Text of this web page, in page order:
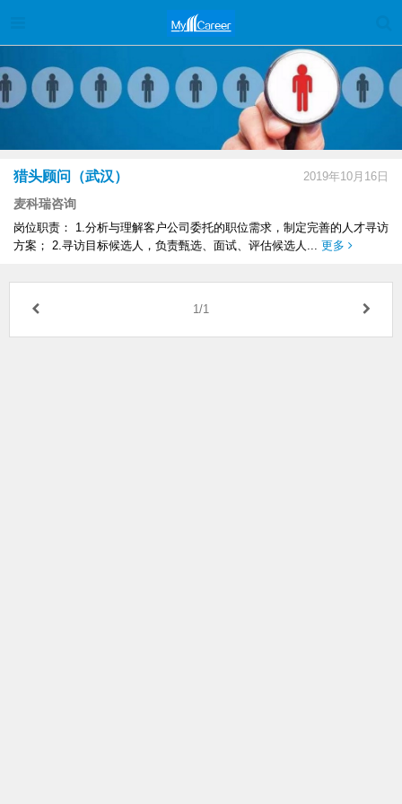
猎头顾问（武汉）
麦科瑞咨询
2019年10月16日
岗位职责： 1.分析与理解客户公司委托的职位需求，制定完善的人才寻访
方案； 2.寻访目标候选人，负责甄选、面试、评估候选人... 更多
1/1